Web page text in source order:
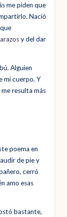
me piden que
Nació
y del dar
Alguien
mi cuerpo. Y
resulta más
poema en
de pie y
cerró
amo esas
bastante,